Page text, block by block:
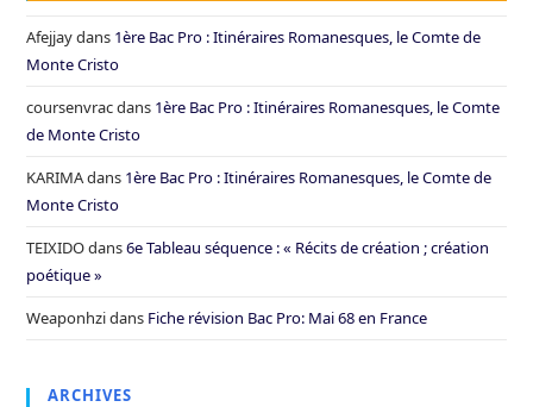
Afejjaydans 1ère Bac Pro : Itinéraires Romanesques, le Comte de
Monte Cristo
coursenvracdans 1ère Bac Pro : Itinéraires Romanesques, le Comte
de Monte Cristo
KARIMAdans 1ère Bac Pro : Itinéraires Romanesques, le Comte de
Monte Cristo
TEIXIDOdans6e Tableau séquence : « Récits de création ; création
poétique »
Weaponhzidans Fiche révision Bac Pro: Mai 68 en France
ARCHIVES